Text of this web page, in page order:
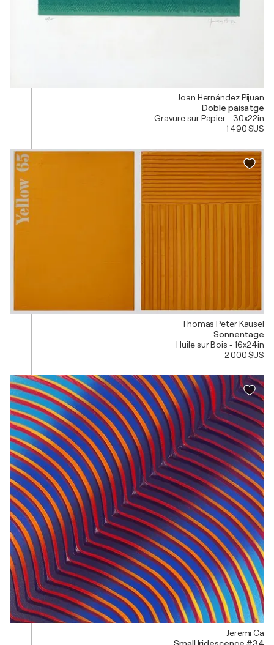
Joan Hernández Pijuan
Doble paisatge
Gravure sur Papier - 30x22in
1 490 $US
Thomas Peter Kausel
Sonnentage
Huile sur Bois - 16x24in
2 000 $US
Jeremi Ca
Small Iridescence #34